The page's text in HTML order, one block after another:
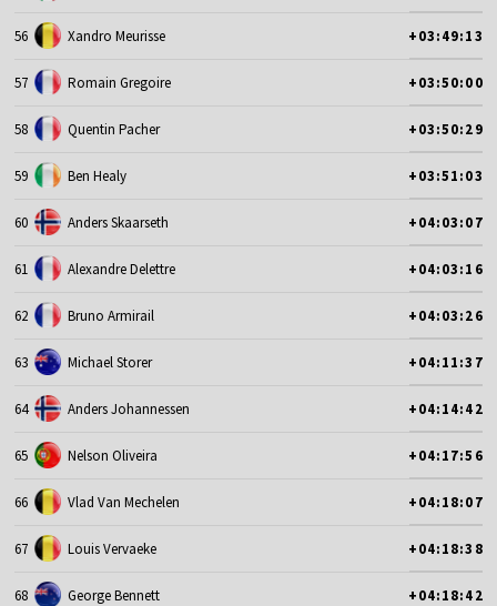
56 Xandro Meurisse +03:49:13
57 Romain Gregoire +03:50:00
58 Quentin Pacher +03:50:29
59 Ben Healy +03:51:03
60 Anders Skaarseth +04:03:07
61 Alexandre Delettre +04:03:16
62 Bruno Armirail +04:03:26
63 Michael Storer +04:11:37
64 Anders Johannessen +04:14:42
65 Nelson Oliveira +04:17:56
66 Vlad Van Mechelen +04:18:07
67 Louis Vervaeke +04:18:38
68 George Bennett +04:18:42